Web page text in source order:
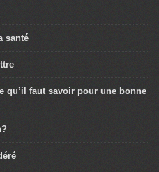
santé
qu’il faut savoir pour une bonne